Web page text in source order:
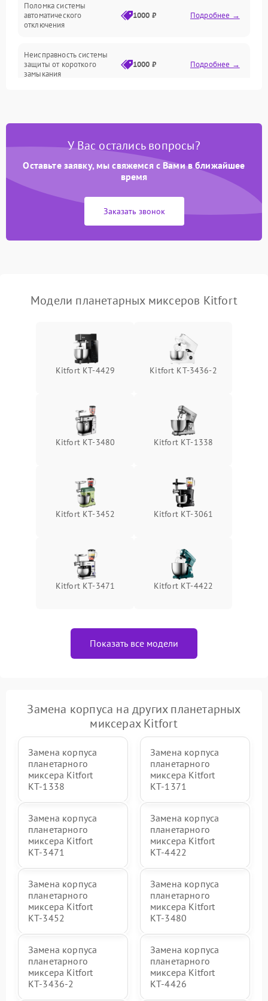
Поломка системы
автоматического
отключения
1000 ₽ Подробнее →
Неисправность системы
защиты от короткого
замыкания
1000 ₽ Подробнее →
Неисправность системы
перенапряжения
1000 ₽ Подробнее →
Неисправность системы
защиты от замыкания
1000 ₽
защиты от перегрузок
Поломка системы защиты
Подробнее →
У Вас остались вопросы?
Оставьте заявку, мы свяжемся с Вами в ближайшее
время
Заказать звонок
Модели планетарных миксеров Kitfort
Kitfort КТ-4429 Kitfort КТ-3436-2
Kitfort КТ-3480 Kitfort КТ-1338
Kitfort КТ-3452 Kitfort КТ-3061
Kitfort КТ-3471 Kitfort КТ-4422
Показать все модели
Замена корпуса на других планетарных
миксерах Kitfort
Замена корпуса
планетарного
миксера Kitfort
КТ-1338
Замена корпуса
планетарного
миксера Kitfort
КТ-1371
Замена корпуса
планетарного
миксера Kitfort
КТ-3471
Замена корпуса
планетарного
миксера Kitfort
КТ-4422
Замена корпуса
планетарного
миксера Kitfort
КТ-3452
Замена корпуса
планетарного
миксера Kitfort
КТ-3480
Замена корпуса
планетарного
миксера Kitfort
КТ-3436-2
Замена корпуса
планетарного
миксера Kitfort
КТ-4426